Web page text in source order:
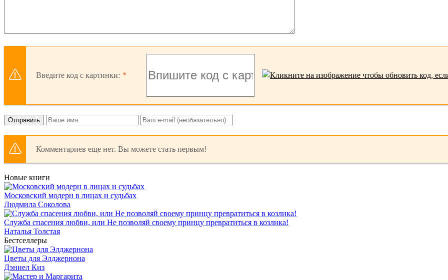
Введите код с картинки:
Отправить
Комментариев еще нет. Вы можете стать первым!
Новые книги
Московский модерн в лицах и судьбах
Людмила Соколова
Служба спасения любви, или Не позволяй своему принцу превратиться в козлика!
Наталья Толстая
Бестселлеры
Цветы для Элджернона
Дэниел Киз